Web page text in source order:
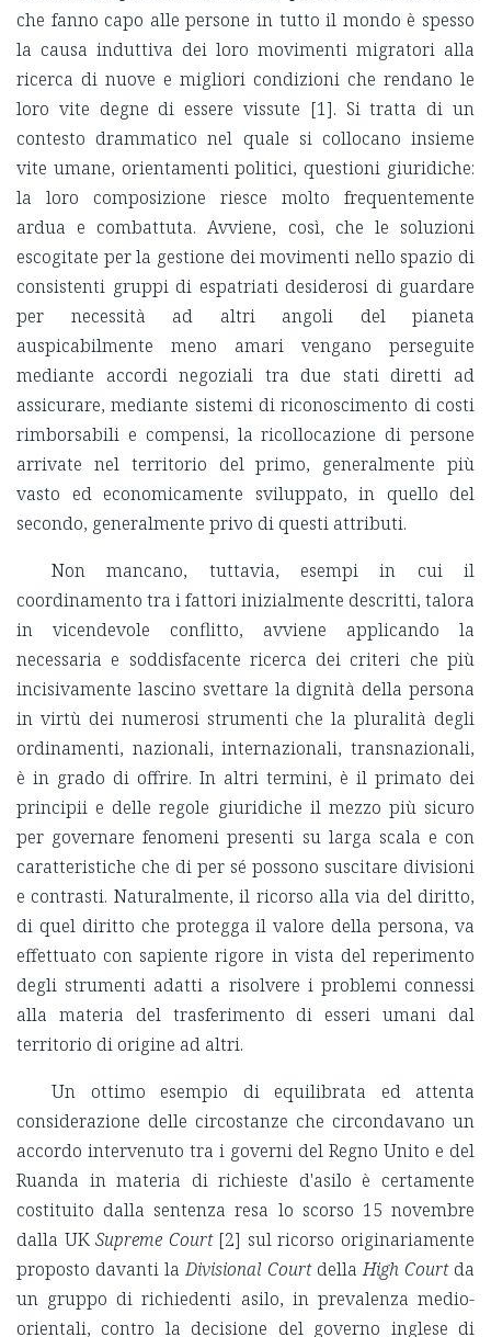
che fanno capo alle persone in tutto il mondo è spesso
la causa induttiva dei loro movimenti migratori alla
ricerca di nuove e migliori condizioni che rendano le
loro vite degne di essere vissute [1]. Si tratta di un
contesto drammatico nel quale si collocano insieme
vite umane, orientamenti politici, questioni giuridiche:
la loro composizione riesce molto frequentemente
ardua e combattuta. Avviene, così, che le soluzioni
escogitate per la gestione dei movimenti nello spazio di
consistenti gruppi di espatriati desiderosi di guardare
per necessità ad altri angoli del pianeta
auspicabilmente meno amari vengano perseguite
mediante accordi negoziali tra due stati diretti ad
assicurare, mediante sistemi di riconoscimento di costi
rimborsabili e compensi, la ricollocazione di persone
arrivate nel territorio del primo, generalmente più
vasto ed economicamente sviluppato, in quello del
secondo, generalmente privo di questi attributi.
Non mancano, tuttavia, esempi in cui il
coordinamento tra i fattori inizialmente descritti, talora
in vicendevole conflitto, avviene applicando la
necessaria e soddisfacente ricerca dei criteri che più
incisivamente lascino svettare la dignità della persona
in virtù dei numerosi strumenti che la pluralità degli
ordinamenti, nazionali, internazionali, transnazionali,
è in grado di offrire. In altri termini, è il primato dei
principii e delle regole giuridiche il mezzo più sicuro
per governare fenomeni presenti su larga scala e con
caratteristiche che di per sé possono suscitare divisioni
e contrasti. Naturalmente, il ricorso alla via del diritto,
di quel diritto che protegga il valore della persona, va
effettuato con sapiente rigore in vista del reperimento
degli strumenti adatti a risolvere i problemi connessi
alla materia del trasferimento di esseri umani dal
territorio di origine ad altri.
Un ottimo esempio di equilibrata ed attenta
considerazione delle circostanze che circondavano un
accordo intervenuto tra i governi del Regno Unito e del
Ruanda in materia di richieste d'asilo è certamente
costituito dalla sentenza resa lo scorso 15 novembre
dalla UKSupreme Court[2] sul ricorso originariamente
proposto davanti laDivisional CourtdellaHigh Courtda
un gruppo di richiedenti asilo, in prevalenza medio-
orientali, contro la decisione del governo inglese di